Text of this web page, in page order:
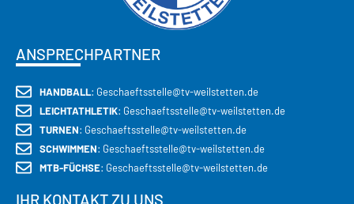
ANSPRECHPARTNER
HANDBALL: Geschaeftsstelle@tv-weilstetten.de
LEICHTATHLETIK: Geschaeftsstelle@tv-weilstetten.de
TURNEN: Geschaeftsstelle@tv-weilstetten.de
SCHWIMMEN: Geschaeftsstelle@tv-weilstetten.de
MTB-FÜCHSE: Geschaeftsstelle@tv-weilstetten.de
IHR KONTAKT ZU UNS